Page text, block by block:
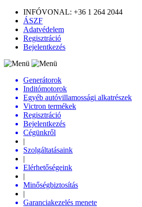
INFÓVONAL: +36 1 264 2044
ÁSZF
Adatvédelem
Regisztráció
Bejelentkezés
Generátorok
Inditómotorok
Egyéb autóvillamossági alkatrészek
Victron termékek
Regisztráció
Bejelentkezés
Cégünkről
|
Szolgáltatásaink
|
Elérhetőségeink
|
Minőségbiztosítás
|
Garanciakezelés menete